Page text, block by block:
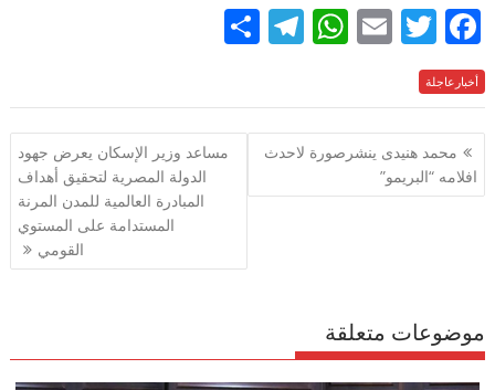
F
ac
e
b
o
o
T
itt
er
E
ai
l
W
at
s
A
p
T
e
gr
a
m
ar
e
أخبارعاجلة
تصفّح
المقالات
محمد هنيدى ينشرصورة لاحدث
افلامه “البريمو”
مساعد وزير الإسكان يعرض جهود
الدولة المصرية لتحقيق أهداف
المبادرة العالمية للمدن المرنة
المستدامة على المستوي
القومي
موضوعات متعلقة